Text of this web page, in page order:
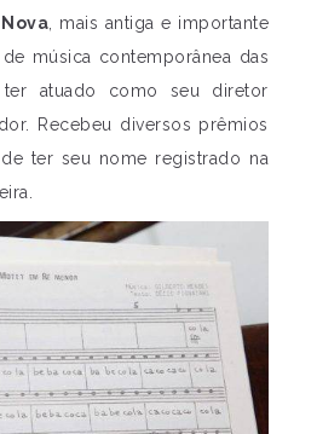
, mais antiga e importante
música contemporânea das
atuado como seu diretor
Recebeu diversos prêmios
ter seu nome registrado na